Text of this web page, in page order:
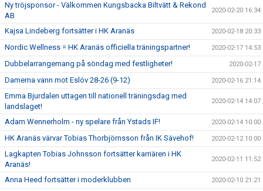
Ny tröjsponsor - Välkommen Kungsbacka Biltvätt & Rekond
AB
2020-02-20 16:34
Kajsa Lindeberg fortsätter i HK Aranäs 2020-02-18 20:33
Nordic Wellness = HK Aranäs officiella träningspartner! 2020-02-17 14:53
Dubbelarrangemang på söndag med festligheter! 2020-02-17
Damerna vann mot Eslöv 28-26 (9-12) 2020-02-16 21:14
Emma Bjurdalen uttagen till nationell träningsdag med
landslaget!
2020-02-14 14:07
Adam Wennerholm - ny spelare från Ystads IF! 2020-02-14 10:00
HK Aranäs värvar Tobias Thorbjörnsson från IK Sävehof! 2020-02-12 10:00
Lagkapten Tobias Johnsson fortsätter karriären i HK
Aranäs!
2020-02-11 11:52
Anna Heed fortsätter i moderklubben 2020-02-10 21:21